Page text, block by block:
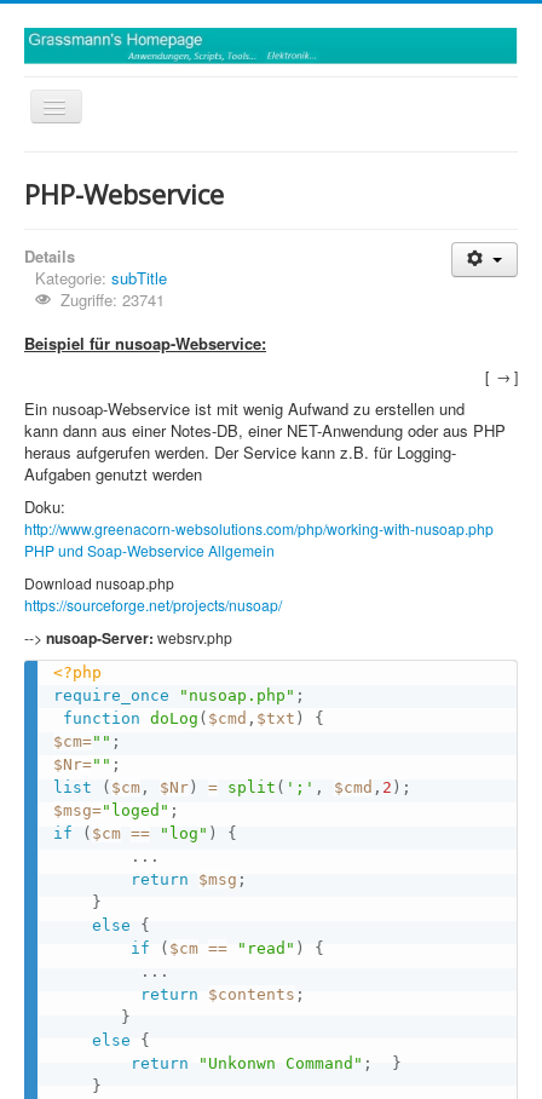
Toggle
Navigation
PHP-Webservice
Details
Kategorie: subTitle
Zugriffe: 23741
Beispiel für nusoap-Webservice:
[ → ]
Ein nusoap-Webservice ist mit wenig Aufwand zu erstellen und
kann dann aus einer Notes-DB, einer NET-Anwendung oder aus PHP
heraus aufgerufen werden. Der Service kann z.B. für Logging-
Aufgaben genutzt werden
Doku:
http://www.greenacorn-websolutions.com/php/working-with-nusoap.php
PHP und Soap-Webservice Allgemein
Download nusoap.php
https://sourceforge.net/projects/nusoap/
--> nusoap-Server: websrv.php
<?php
require_once
"nusoap.php" ;
function doLog ( $cmd , $txt )
{
$cm="" ;
$Nr="" ;
list
( $cm , $Nr ) = split ( ';' , $cmd , 2 ) ;
$msg="loged" ;
if
( $cm == "log" )
{
. . .
return
$msg ;
}
else
{
if
( $cm == "read" )
{
. . .
return
$contents ;
}
else
{
return
"Unkonwn Command" ;
}
}